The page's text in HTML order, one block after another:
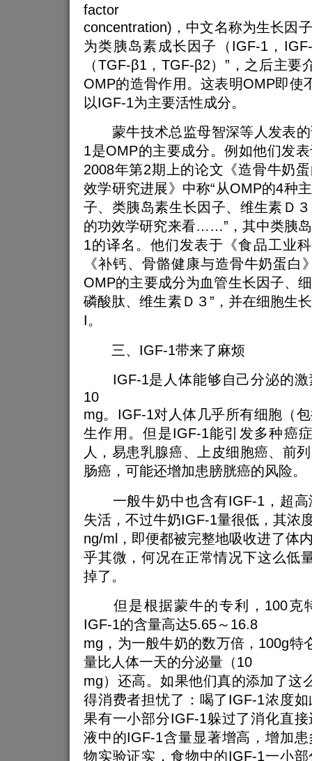
factor
concentration)，中文名称为生长因
为类胰岛素成长因子（IGF-1，
（TGF-β1，TGF-β2）”，之后主要
OMP的造骨作用。这表明OMP即使
以IGF-1为主要活性成分。
蒙牛技术总监母智深等人发表的
1是OMP的主要成分。例如他们发
2008年第2期上的论文《造骨牛奶
效学研究进展》中称“从OMP的4种
子、类胰岛素生长因子、维生素Ｄ
的功效学研究来看……”，其中类胰
1的译名。他们发表于《食品工业
《补钙、骨骼健康与造骨牛奶蛋白
OMP的主要成分为血管生长因子、
磷酸肽、维生素Ｄ３”，并在细胞生
I。
三、IGF-1带来了麻烦
IGF-1是人体能够自己分泌的激
10
mg。IGF-1对人体几乎所有细胞（
生作用。但是IGF-1能引发多种癌
人，易患乳腺癌、上皮细胞癌、前
肠癌，可能还增加患膀胱癌的风险。
一般牛奶中也含有IGF-1，超高
失活，不过牛奶IGF-1量很低，其浓
ng/ml，即便都被完整地吸收进了体
乎其微，何况在正常情况下这么低
掉了。
但是根据蒙牛的专利，100克
IGF-1的含量高达5.65～16.8
mg，为一般牛奶的数万倍，100g特
量比人体一天的分泌量（10
mg）还高。如果他们真的添加了这
得消费者担忧了：喝了IGF-1浓度
果有一小部分IGF-1躲过了消化直
液中的IGF-1含量显著增高，增加
物实验证实，食物中的IGF-1一小